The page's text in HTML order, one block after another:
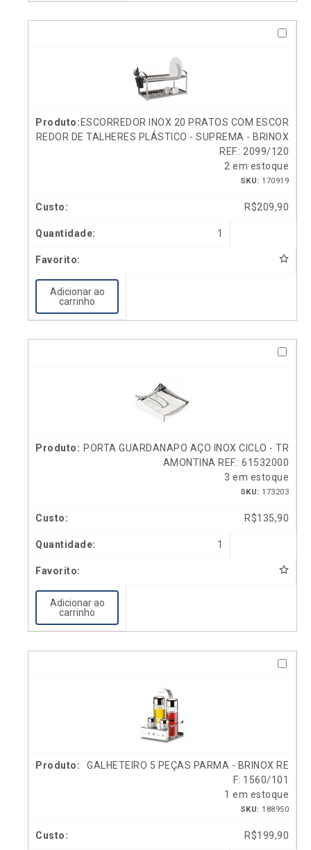
ESCORREDOR INOX 20 PRATOS COM ESCOR
REDOR DE TALHERES PLÁSTICO - SUPREMA - BRINOX
REF.: 2099/120
2 em estoque
SKU: 170919
R$209,90
1
Adicionar ao
carrinho
PORTA GUARDANAPO AÇO INOX CICLO - TR
AMONTINA REF.: 61532000
3 em estoque
SKU: 173203
R$135,90
1
Adicionar ao
carrinho
GALHETEIRO 5 PEÇAS PARMA - BRINOX RE
F: 1560/101
1 em estoque
SKU: 188950
R$199,90